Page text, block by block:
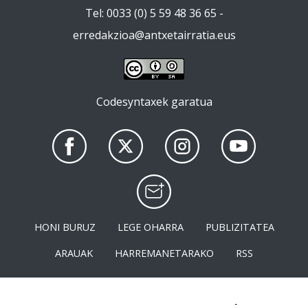
Tel: 0033 (0) 5 59 48 36 65 -
erredakzioa@antxetairratia.eus
Codesyntaxek garatua
HONI BURUZ LEGE OHARRA
PUBLIZITATEA
ARAUAK
HARREMANETARAKO RSS